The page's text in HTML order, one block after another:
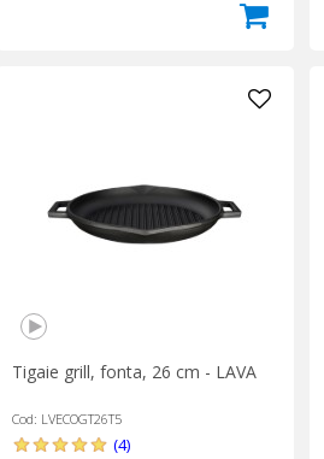
Tigaie grill, fonta, 26 cm - LAVA
Cod: LVECOGT26T5
(4)